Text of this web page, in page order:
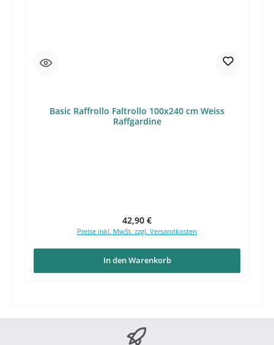
Basic Raffrollo Faltrollo 100x240 cm Weiss
Raffgardine
Regulärer Preis:
42,90 €
Preise inkl. MwSt. zzgl. Versandkosten
In den Warenkorb